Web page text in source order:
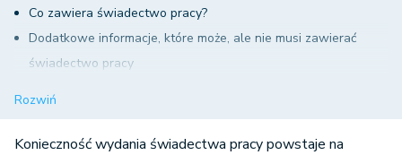
Co zawiera świadectwo pracy?
Dodatkowe informacje, które może, ale nie musi zawierać
świadectwo pracy
Odpowiedzialność pracodawcy za niedopełnienie obowiązku
Rozwiń
Konieczność wydania świadectwa pracy powstaje na